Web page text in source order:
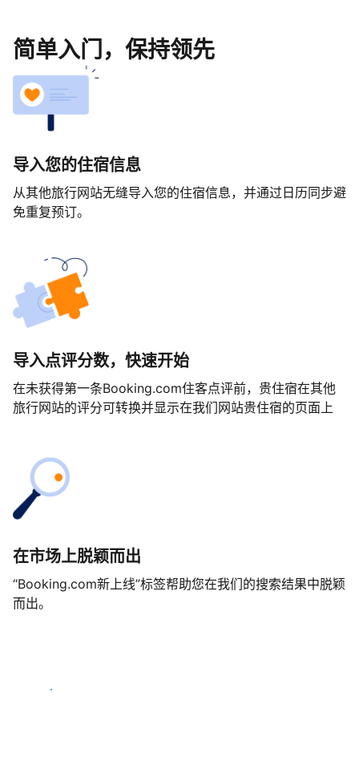
简单入门，保持领先
导入您的住宿信息
从其他旅行网站无缝导入您的住宿信息，并通过日历同步避
免重复预订。
导入点评分数，快速开始
在未获得第一条Booking.com住客点评前，贵住宿在其他
旅行网站的评分可转换并显示在我们网站贵住宿的页面上
在市场上脱颖而出
“Booking.com新上线”标签帮助您在我们的搜索结果中脱颖
而出。
马上开始